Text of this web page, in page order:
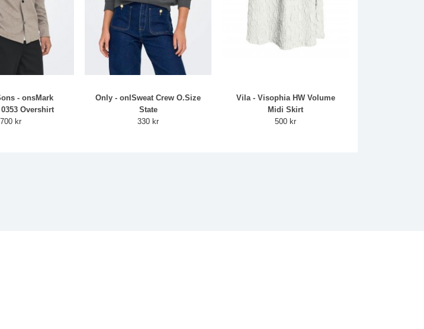
- onsMark
Overshirt
700 kr
Only - onlSweat Crew O.Size
State
330 kr
Vila - Visophia HW Volume
Midi Skirt
500 kr